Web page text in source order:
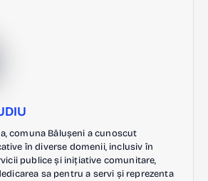
comuna Bălușeni a cunoscut
în diverse domenii, inclusiv în
publice și inițiative comunitare,
sa pentru a servi și reprezenta